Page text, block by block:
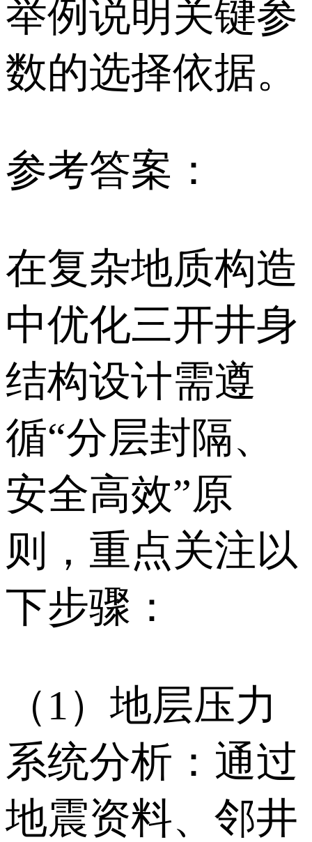
举例说明关键参
数的选择依据。
参考答案：
在复杂地质构造
中优化三开井身
结构设计需遵
循“分层封隔、
安全高效”原
则，重点关注以
下步骤：
（1）地层压力
系统分析：通过
地震资料、邻井